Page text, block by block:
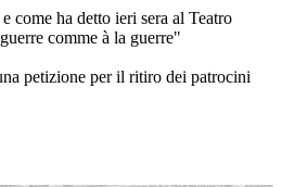
come ha detto ieri sera al Teatro
comme à la guerre"
petizione per il ritiro dei patrocini